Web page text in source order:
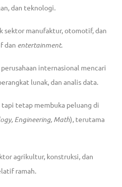
dan teknologi.
sektor manufaktur, otomotif, dan
dan entertainment.
internasional mencari
lunak, dan analis data.
tetap membuka peluang di
Engineering, Math), terutama
agrikultur, konstruksi, dan
ramah.